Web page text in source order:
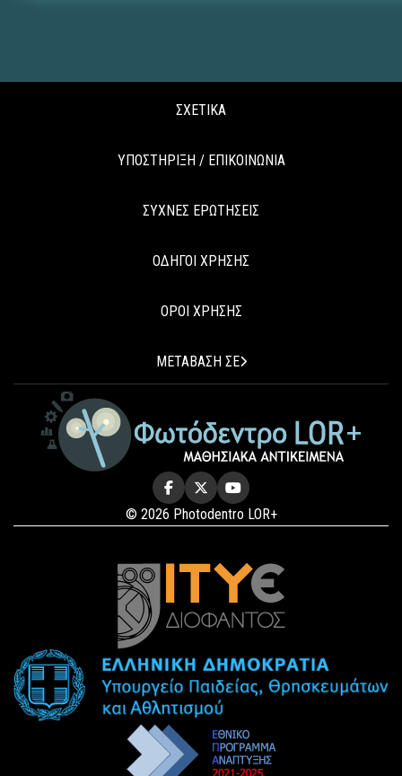
ΣΧΕΤΙΚΑ
ΥΠΟΣΤΗΡΙΞΗ / ΕΠΙΚΟΙΝΩΝΙΑ
ΣΥΧΝΕΣ ΕΡΩΤΗΣΕΙΣ
ΟΔΗΓΟΙ ΧΡΗΣΗΣ
ΟΡΟΙ ΧΡΗΣΗΣ
ΜΕΤΑΒΑΣΗ ΣΕ
© 2026 Photodentro LOR+